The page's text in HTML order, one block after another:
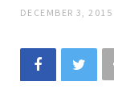
DECEMBER 3, 2015